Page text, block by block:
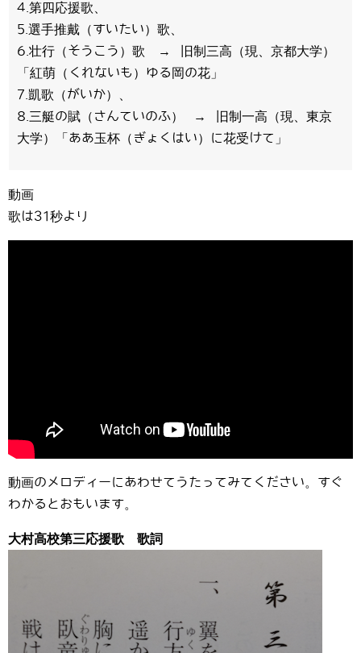
4.第四応援歌、
5.選手推戴（すいたい）歌、
6.壮行（そうこう）歌 → 旧制三高（現、京都大学）
「紅萌（くれないも）ゆる岡の花」
7.凱歌（がいか）、
8.三艇の賦（さんていのふ） → 旧制一高（現、東京
大学）「ああ玉杯（ぎょくはい）に花受けて」
動画
歌は31秒より
動画のメロディーにあわせてうたってみてください。すぐ
わかるとおもいます。
大村高校第三応援歌 歌詞